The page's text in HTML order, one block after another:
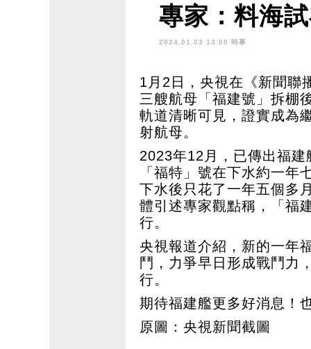
專家：料海
2024.01.03 13:00 時事
1月2日，央視在《新聞聯
三艘航母「福建號」拆棚
軌道清晰可見，證實成為
射航母。
2023年12月，已傳出福
「福特」號在下水約一年
下水後只花了一年五個多
體引述專家觀點稱，「福
行。
央視報道介紹，新的一年
鬥，力爭早日形成戰鬥力
行。
期待福建艦更多好消息！
原圖：央視新聞截圖